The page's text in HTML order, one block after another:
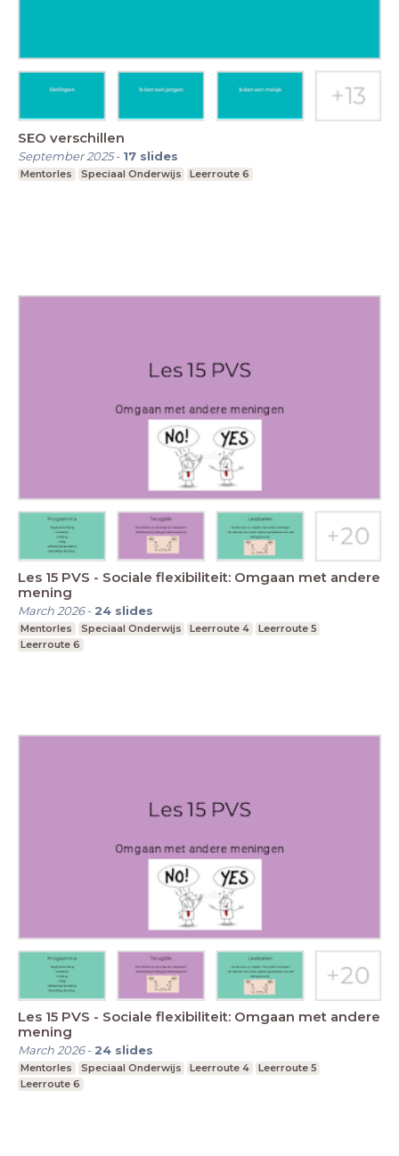
SEO verschillen
September 2025- 17 slides
Mentorles Speciaal Onderwijs Leerroute 6
Les 15 PVS - Sociale flexibiliteit: Omgaan met andere
mening
March 2026- 24 slides
Mentorles Speciaal Onderwijs Leerroute 4
Leerroute 5
Leerroute 6
Les 15 PVS - Sociale flexibiliteit: Omgaan met andere
mening
March 2026- 24 slides
Mentorles Speciaal Onderwijs Leerroute 4
Leerroute 5
Leerroute 6